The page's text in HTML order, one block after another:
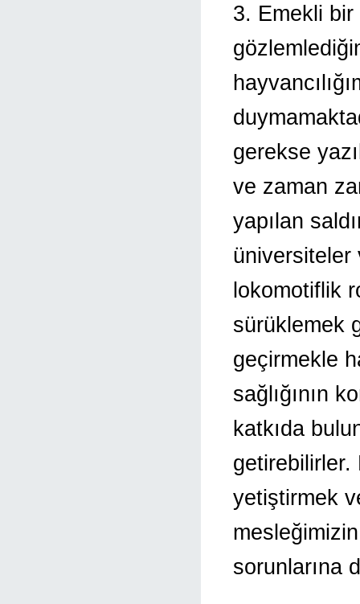
3. Emekli bir
gerekse
ve zaman
yapılan
üniversiteler
lokomotiflik
sürüklemek
geçirmekle
sağlığının
katkıda
yetiştirmek
sorunlarına